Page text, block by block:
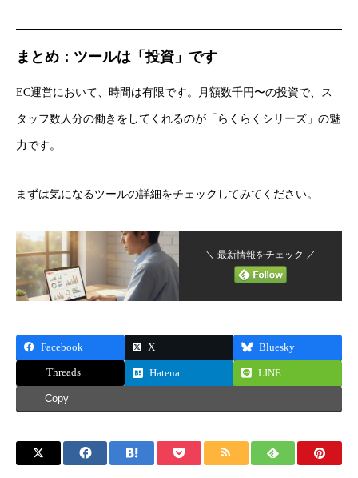
お問い合わせ
サービス資料ログイン
まとめ：ツールは「投資」です
EC運営において、時間は有限です。月額数千円〜の投資で、ス
タッフ数人分の働きをしてくれるのが「らくらくシリーズ」の魅
力です。
まずは気になるツールの詳細をチェックしてみてください。
＼ 最新情報をチェック ／
Facebook X Bluesky
Threads Hatena LINE
Copy